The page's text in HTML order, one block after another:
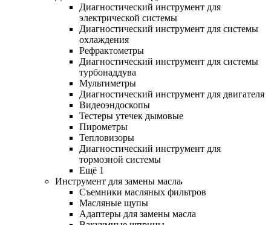
Диагностический инструмент для
электрической системы
Диагностический инструмент для системы
охлаждения
Рефрактометры
Диагностический инструмент для системы
турбонаддува
Мультиметры
Диагностический инструмент для двигателя
Видеоэндоскопы
Тестеры утечек дымовые
Пирометры
Тепловизоры
Диагностический инструмент для
тормозной системы
Ещё 1
Инструмент для замены масла
Съемники масляных фильтров
Масляные щупы
Адаптеры для замены масла